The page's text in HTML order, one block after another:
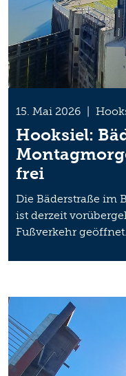
15. Mai 2026 |
Hooksiel:
frei
Die Bäderstraße im
ist derzeit
Fußverkehr geöffnet.